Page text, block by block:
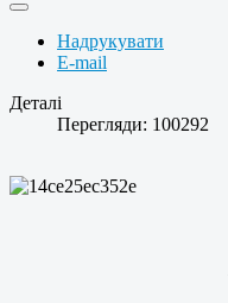
Надрукувати
E-mail
Деталі
Перегляди: 100292